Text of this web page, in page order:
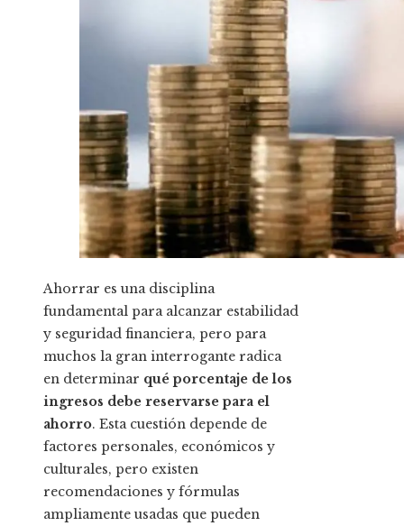
Ahorrar es una disciplina
fundamental para alcanzar estabilidad
y seguridad financiera, pero para
muchos la gran interrogante radica
en determinar qué porcentaje de los
ingresos debe reservarse para el
ahorro. Esta cuestión depende de
factores personales, económicos y
culturales, pero existen
recomendaciones y fórmulas
ampliamente usadas que pueden